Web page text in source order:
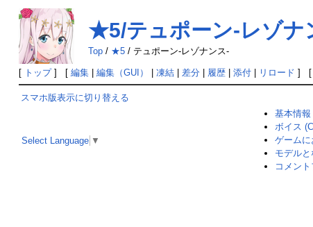
★5/テュポーン-レゾナ
Top/ ★5/ テュポーン-レゾナンス-
[ トップ] [ 編集| 編集（GUI） 凍結| 差分| 履歴| 添付| リロード ] [
スマホ版表示に切り替える
Select Language ▼
基本情報
ボイス
ゲームに
モデル
コメン